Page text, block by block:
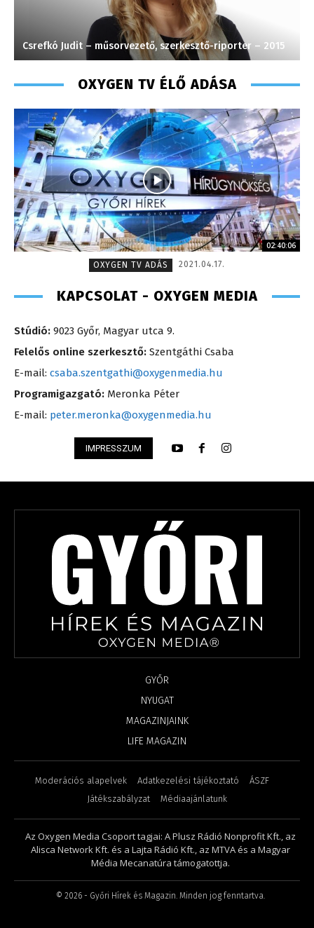
Csrefkó Judit – műsorvezető, szerkesztő-riporter – 2015
OXYGEN TV ÉLŐ ADÁSA
02:40:06
OXYGEN TV ADÁS
2021.04.17.
KAPCSOLAT - OXYGEN MEDIA
Stúdió: 9023 Győr, Magyar utca 9.
Felelős online szerkesztő: Szentgáthi Csaba
E-mail: csaba.szentgathi@oxygenmedia.hu
Programigazgató: Meronka Péter
E-mail: peter.meronka@oxygenmedia.hu
IMPRESSZUM
GYŐR
NYUGAT
MAGAZINJAINK
LIFE MAGAZIN
Moderációs alapelvek Adatkezelési tájékoztató
ÁSZF
Játékszabályzat
Médiaajánlatunk
Az Oxygen Media Csoport tagjai: A Plusz Rádió Nonprofit Kft., az
Alisca Network Kft. és a Lajta Rádió Kft., az MTVA és a Magyar
Média Mecanatúra támogatottja.
© 2026 - Győri Hírek és Magazin. Minden jog fenntartva.